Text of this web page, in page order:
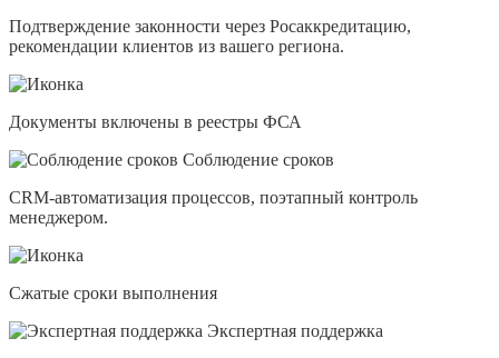
Подтверждение законности через Росаккредитацию,
рекомендации клиентов из вашего региона.
Документы включены в реестры ФСА
Соблюдение сроков
CRM-автоматизация процессов, поэтапный контроль
менеджером.
Сжатые сроки выполнения
Экспертная поддержка